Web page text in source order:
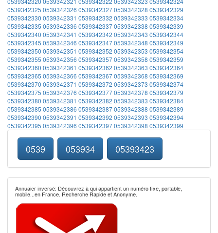
0539342325 0539342326 05393423270539342328 0539342329
0539342330 0539342331 0539342332 0539342333 0539342334
0539342335 0539342336 05393423370539342338 0539342339
0539342340 0539342341 0539342342 0539342343 0539342344
0539342345 0539342346 05393423470539342348 0539342349
0539342350 0539342351 0539342352 0539342353 0539342354
0539342355 0539342356 05393423570539342358 0539342359
0539342360 0539342361 0539342362 0539342363 0539342364
0539342365 0539342366 05393423670539342368 0539342369
0539342370 0539342371 0539342372 0539342373 0539342374
0539342375 0539342376 05393423770539342378 0539342379
0539342380 0539342381 0539342382 0539342383 0539342384
0539342385 0539342386 05393423870539342388 0539342389
0539342390 0539342391 0539342392 0539342393 0539342394
0539342395 0539342396 05393423970539342398 0539342399
0539 053934 05393423
Annuaier inversé: Découvrez à qui appartient un numéro fixe, portable,
mobile...en France. Recherche Rapide et Anonyme.